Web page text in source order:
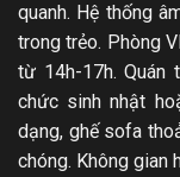
quanh. Hệ thống
trong trẻo. Phòng
từ 14h-17h. Quán
chức sinh nhật
dạng, ghế sofa
chóng. Không gian